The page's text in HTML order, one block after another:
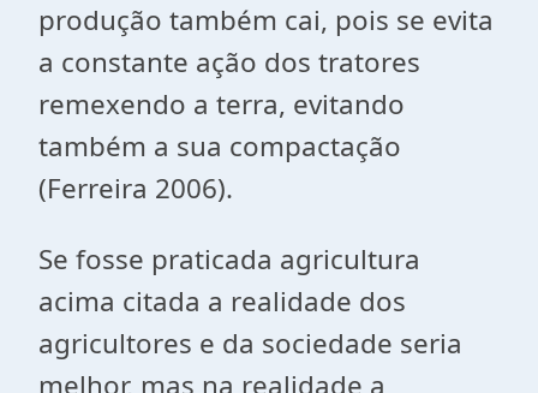
produção também cai, pois se evita
a constante ação dos tratores
remexendo a terra, evitando
também a sua compactação
(Ferreira 2006).
Se fosse praticada agricultura
acima citada a realidade dos
agricultores e da sociedade seria
melhor, mas na realidade a